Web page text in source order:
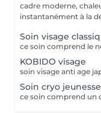
cadre moderne,
instantanément à la
Soin visage
KOBIDO visage
Soin cryo jeunesse